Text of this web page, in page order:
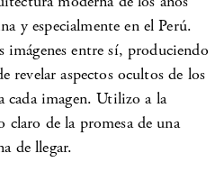
y especialmente en el Perú.
imágenes entre sí, produciendo
revelar aspectos ocultos de los
cada imagen. Utilizo a la
de la promesa de una
de llegar.